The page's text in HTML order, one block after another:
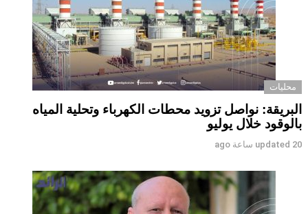
محليات
البريقة: نواصل تزويد محطات الكهرباء وتحلية المياه
بالوقود خلال يوليو
updated 20 ساعة ago